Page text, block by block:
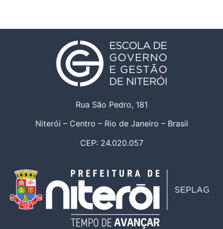
Rua São Pedro, 181
Niterói – Centro – Rio de Janeiro – Brasil
CEP: 24.020.057